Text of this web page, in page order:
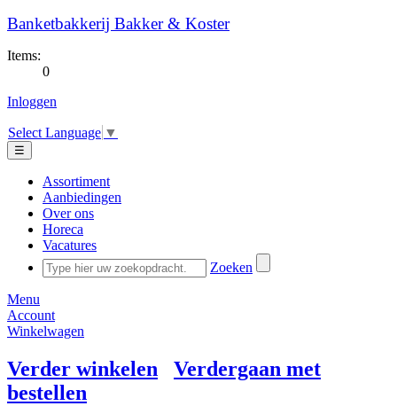
Banketbakkerij Bakker & Koster
Items:
0
Inloggen
Select Language ▼
☰
Assortiment
Aanbiedingen
Over ons
Horeca
Vacatures
Zoeken
Menu
Account
Winkelwagen
Verder winkelen
Verdergaan met
bestellen